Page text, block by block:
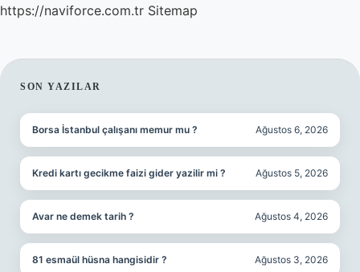
https://naviforce.com.tr Sitemap
SIDEBAR
SON YAZILAR
Borsa İstanbul çalışanı memur mu ? Ağustos 6, 2026
Kredi kartı gecikme faizi gider yazilir mi ? Ağustos 5, 2026
Avar ne demek tarih ? Ağustos 4, 2026
81 esmaül hüsna hangisidir ? Ağustos 3, 2026